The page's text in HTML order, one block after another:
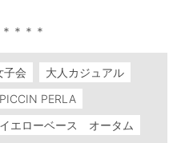
＊＊＊
子会
大人カジュアル
PICCIN PERLA
イエローベース オータム